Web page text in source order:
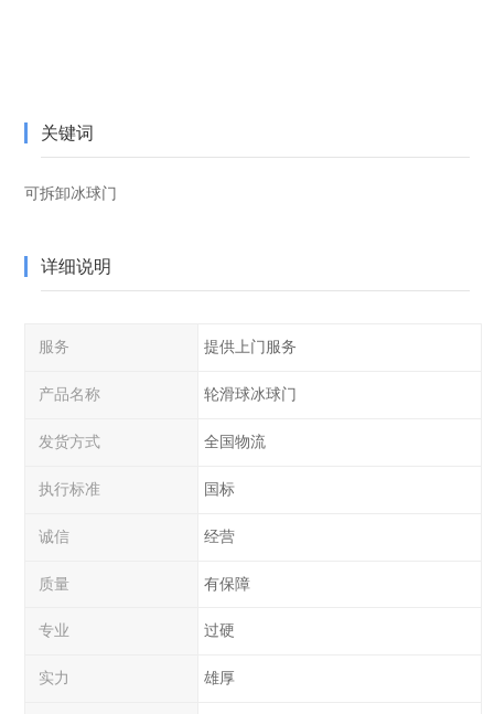
关键词
可拆卸冰球门
详细说明
服务 提供上门服务
产品名称 轮滑球冰球门
发货方式 全国物流
执行标准 国标
诚信 经营
质量 有保障
专业 过硬
实力 雄厚